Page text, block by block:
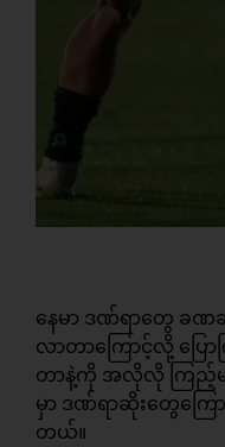
နေမာ ဒဏ်ရာတွေ ခ
လာတာကြောင့်လို့ ပြ
တာနဲ့ကို အလိုလို ကြည့်မရ
မှာ ဒဏ်ရာဆိုးတွေကြေ
တယ်။